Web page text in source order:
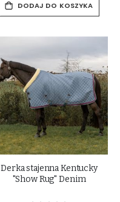
DODAJ DO KOSZYKA
Derka stajenna Kentucky
"Show Rug" Denim